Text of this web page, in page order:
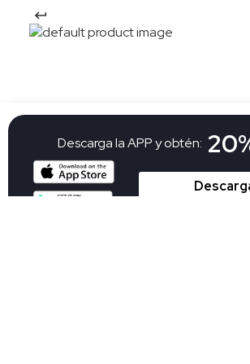
Descarga la APP y obtén: